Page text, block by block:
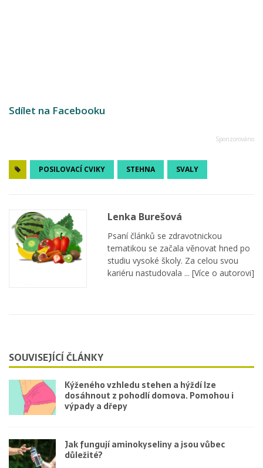
Sdílet na Facebooku
POSILOVACÍ CVIKY STEHNA SVALY
Lenka Burešová
Psaní článků se zdravotnickou
tematikou se začala věnovat hned po
studiu vysoké školy. Za celou svou
kariéru nastudovala ... [Více o autorovi]
SOUVISEJÍCÍ ČLÁNKY
Kýženého vzhledu stehen a hýždí lze
dosáhnout z pohodlí domova. Pomohou i
výpady a dřepy
Jak fungují aminokyseliny a jsou vůbec
důležité?